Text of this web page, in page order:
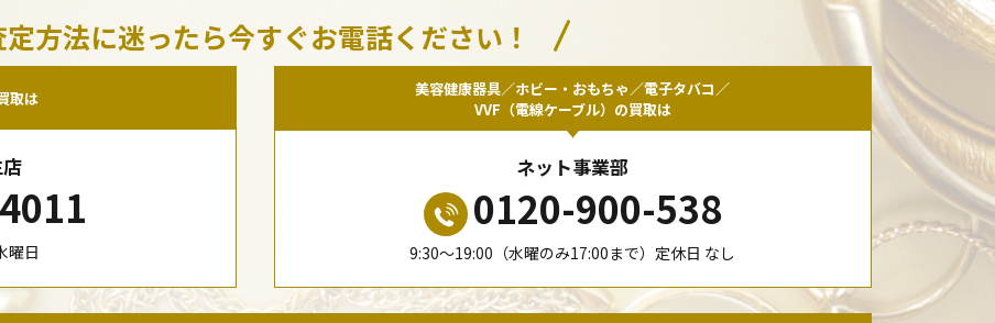
方法に迷ったら今すぐお電話ください！
取は
曜日
美容健康器具／ホビー・おもちゃ／電子タバコ／
VVF（電線ケーブル）の買取は
ネット事業部
0120-900-538
9:30〜19:00（水曜のみ17:00まで）定休日 なし